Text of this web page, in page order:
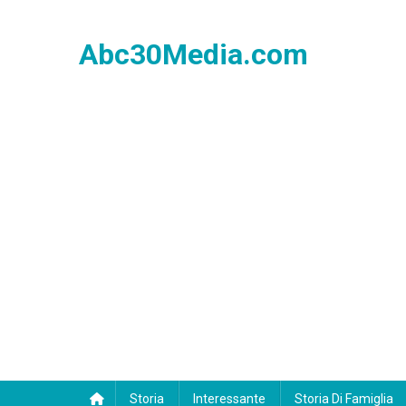
Abc30Media.com
Storia Interessante Storia Di Famiglia